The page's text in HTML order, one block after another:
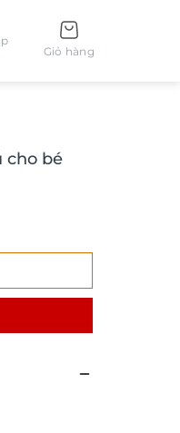
Giỏ hàng
cho bé
số lượng